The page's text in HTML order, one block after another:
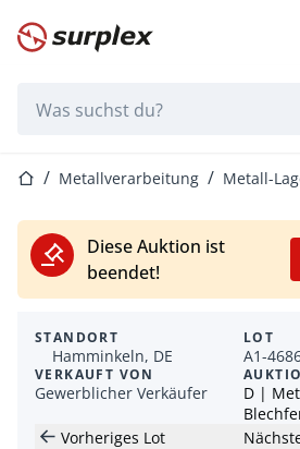
Startseite
StartseiteMetallverarbeitung Metall-
Diese Auktion ist
beendet!
STANDORT
Hamminkeln, DE
VERKAUFT VON
Gewerblicher Verkäufer
LOT
A1-
D |
Vorheriges Lot